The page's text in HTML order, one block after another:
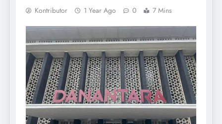
Kontributor 1 Year Ago 0 7 Mins